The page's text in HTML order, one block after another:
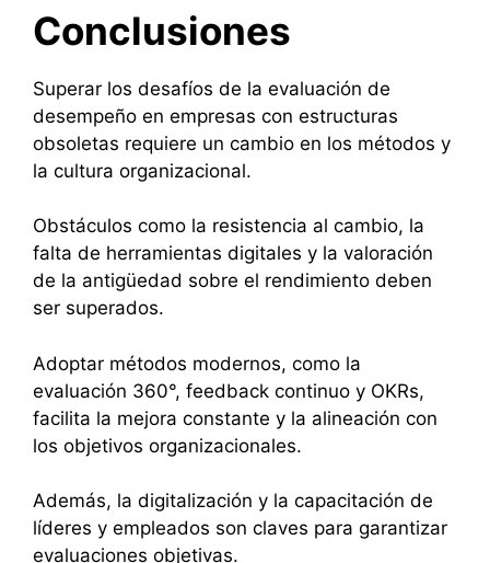
Conclusiones
Superar los desafíos de la evaluación de
desempeño en empresas con estructuras
obsoletas requiere un cambio en los métodos y
la cultura organizacional.
Obstáculos como la resistencia al cambio, la
falta de herramientas digitales y la valoración
de la antigüedad sobre el rendimiento deben
ser superados.
Adoptar métodos modernos, como la
evaluación 360°, feedback continuo y OKRs,
facilita la mejora constante y la alineación con
los objetivos organizacionales.
Además, la digitalización y la capacitación de
líderes y empleados son claves para garantizar
evaluaciones objetivas.